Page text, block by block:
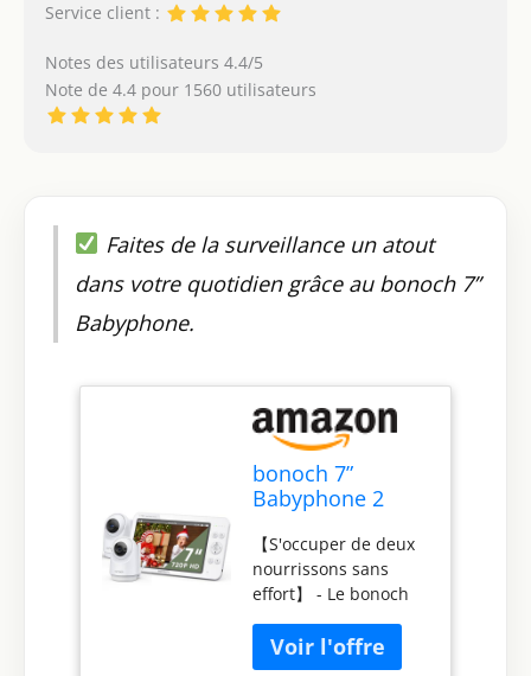
Service client :
Notes des utilisateurs 4.4/5
Note de 4.4 pour 1560 utilisateurs
Faites de la surveillance un atout
dans votre quotidien grâce au bonoch 7”
Babyphone.
bonoch 7”
Babyphone 2
Écran Partagé
Babyphone
Vidéo sans WiFi,
Moniteur Bébé
Batterie de
【S'occuper de deux
nourrissons sans
effort】 - Le bonoch
babyphone 2
caméras vous permet
de surveiller les deux